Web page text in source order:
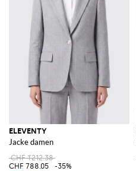
ELEVENTY
Jacke damen
CHF 1'212.38
CHF 788.05
-35%